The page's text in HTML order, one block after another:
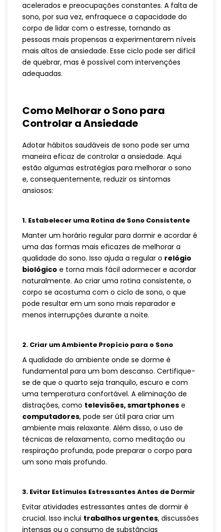
acelerados e preocupações constantes. A falta de
sono, por sua vez, enfraquece a capacidade do
corpo de lidar com o estresse, tornando as
pessoas mais propensas a experimentarem níveis
mais altos de ansiedade. Esse ciclo pode ser difícil
de quebrar, mas é possível com intervenções
adequadas.
Como Melhorar o Sono para
Controlar a Ansiedade
Adotar hábitos saudáveis de sono pode ser uma
maneira eficaz de controlar a ansiedade. Aqui
estão algumas estratégias para melhorar o sono
e, consequentemente, reduzir os sintomas
ansiosos:
1. Estabelecer uma Rotina de Sono Consistente
Manter um horário regular para dormir e acordar é
uma das formas mais eficazes de melhorar a
qualidade do sono. Isso ajuda a regular o relógio
biológico e torna mais fácil adormecer e acordar
naturalmente. Ao criar uma rotina consistente, o
corpo se acostuma com o ciclo de sono, o que
pode resultar em um sono mais reparador e
menos interrupções durante a noite.
2. Criar um Ambiente Propício para o Sono
A qualidade do ambiente onde se dorme é
fundamental para um bom descanso. Certifique-
se de que o quarto seja tranquilo, escuro e com
uma temperatura confortável. A eliminação de
distrações, como televisões, smartphones e
computadores, pode ser útil para criar um
ambiente mais relaxante. Além disso, o uso de
técnicas de relaxamento, como meditação ou
respiração profunda, pode preparar o corpo para
um sono mais profundo.
3. Evitar Estímulos Estressantes Antes de Dormir
Evitar atividades estressantes antes de dormir é
crucial. Isso inclui trabalhos urgentes, discussões
intensas ou o consumo de substâncias